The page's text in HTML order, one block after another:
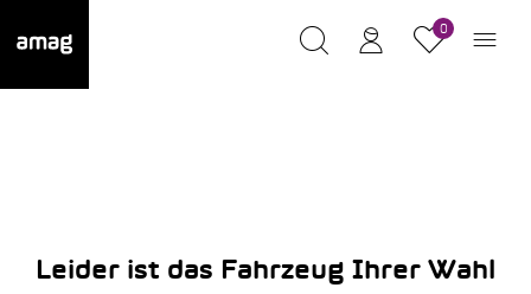
0
Leider ist das Fahrzeug Ihrer Wahl